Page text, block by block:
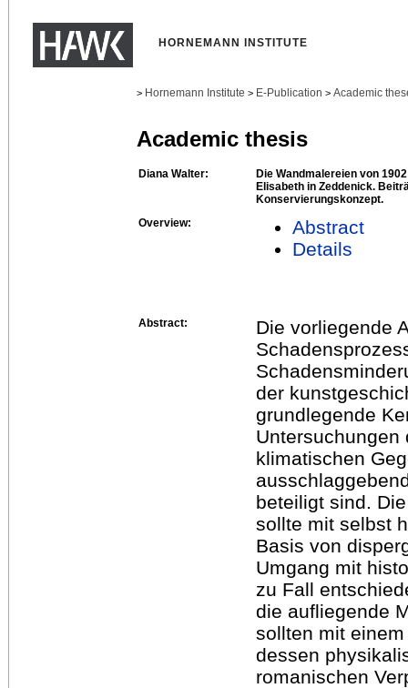
HORNEMANN INSTITUTE
> Hornemann Institute > E-Publication > Academic
Academic thesis
Diana Walter:
Die Wandmalereien von
Elisabeth in Zeddenick.
Konservierungskonzept.
Overview:
Abstract
Details
Abstract:
Die vorliegende
der
grundlegende
Untersuchungen
klimatischen
beteiligt sind.
sollte mit selbst
Basis von
Umgang mit
zu Fall
die aufliegende
sollten mit
dessen
romanischen